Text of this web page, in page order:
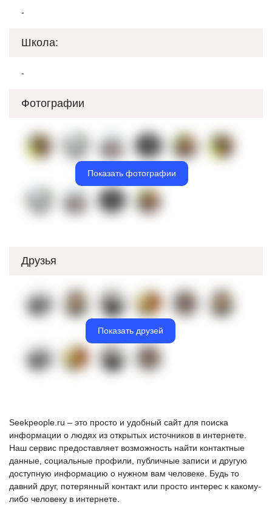
-
Школа:
-
Фотографии
Показать фотографии
Друзья
Показать друзей
Seekpeople.ru – это просто и удобный сайт для поиска
информации о людях из открытых источников в интернете.
Наш сервис предоставляет возможность найти контактные
данные, социальные профили, публичные записи и другую
доступную информацию о нужном вам человеке. Будь то
давний друг, потерянный контакт или просто интерес к какому-
либо человеку в интернете.